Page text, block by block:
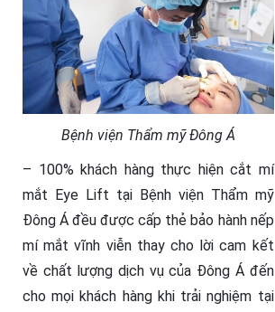
Bệnh viện Thẩm mỹ Đông Á
– 100% khách hàng thực hiện cắt mí
mắt Eye Lift tại Bệnh viện Thẩm mỹ
Đông Á đều được cấp thẻ bảo hành nếp
mí mắt vĩnh viễn thay cho lời cam kết
về chất lượng dịch vụ của Đông Á đến
cho mọi khách hàng khi trải nghiệm tại